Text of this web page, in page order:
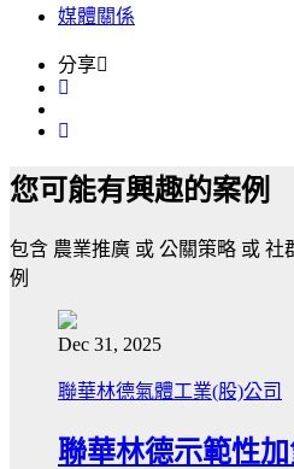
媒體關係
分享
您可能有興趣的案例
包含 農業推廣 或 公關策略 或 社
例
Dec 31, 2025
聯華林德氣體工業(股)公司
聯華林德示範性